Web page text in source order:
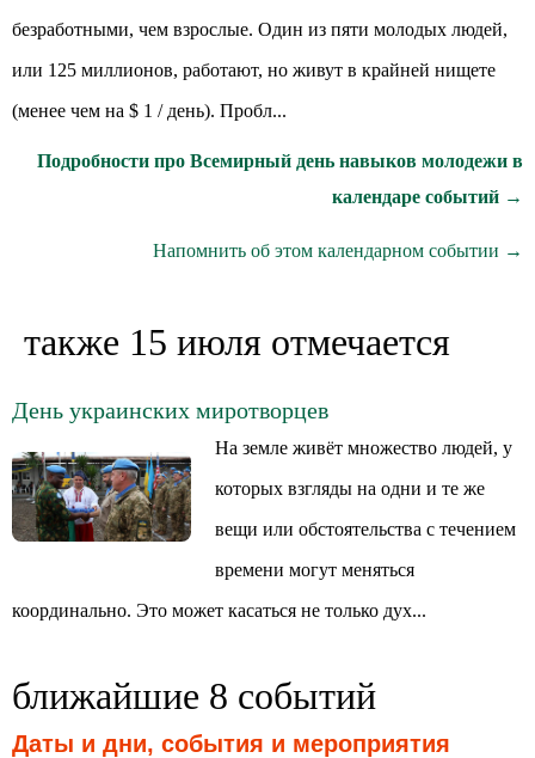
безработными, чем взрослые. Один из пяти молодых людей,
или 125 миллионов, работают, но живут в крайней нищете
(менее чем на $ 1 / день). Пробл...
Подробности про Всемирный день навыков молодежи в
календаре событий →
Напомнить об этом календарном событии →
также 15 июля отмечается
День украинских миротворцев
На земле живёт множество людей, у
которых взгляды на одни и те же
вещи или обстоятельства с течением
времени могут меняться
координально. Это может касаться не только дух...
ближайшие 8 событий
Даты и дни, события и мероприятия